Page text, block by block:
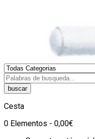
buscar
Cesta
0 Elementos - 0,00€